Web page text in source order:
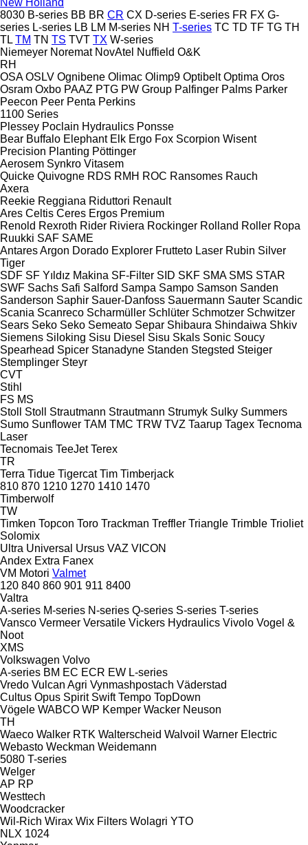
8030 B-series BB BR CR CX D-series E-series FR FX G-
series L-series LB LM M-series NH T-series TC TD TF TG TH
TL TM TN TS TVT TX W-series
Niemeyer Noremat NovAtel Nuffield O&K
RH
OSA OSLV Ognibene Olimac Olimp9 Optibelt Optima Oros
Osram Oxbo PAAZ PTG PW Group Palfinger Palms Parker
Peecon Peer Penta Perkins
1100 Series
Plessey Poclain Hydraulics Ponsse
Bear Buffalo Elephant Elk Ergo Fox Scorpion Wisent
Precision Planting Pöttinger
Aerosem Synkro Vitasem
Quicke Quivogne RDS RMH ROC Ransomes Rauch
Axera
Reekie Reggiana Riduttori Renault
Ares Celtis Ceres Ergos Premium
Renold Rexroth Rider Riviera Rockinger Rolland Roller Ropa
Ruukki SAF SAME
AntaresArgon Dorado Explorer Frutteto Laser Rubin Silver
Tiger
SDF SF Yıldız Makina SF-Filter SID SKF SMA SMS STAR
SWF Sachs Safi Salford Sampa Sampo Samson Sanden
Sanderson Saphir Sauer-Danfoss Sauermann Sauter Scandic
Scania Scanreco Scharmüller Schlüter Schmotzer Schwitzer
Sears Seko Seko Semeato Separ Shibaura Shindaiwa Shkiv
Siemens Siloking Sisu Diesel Sisu Skals Sonic Soucy
Spearhead Spicer Stanadyne Standen Stegsted Steiger
Stemplinger Steyr
CVT
Stihl
FS MS
Stoll
Stoll Strautmann Strautmann Strumyk Sulky Summers
Sumo Sunflower TAM TMC TRW TVZ Taarup Tagex Tecnoma
Laser
Tecnomais TeeJet Terex
TR
Terra Tidue Tigercat Tim Timberjack
810 870 1210 1270 1410 1470
Timberwolf
TW
Timken Topcon Toro Trackman Treffler Triangle Trimble Trioliet
Solomix
Ultra Universal Ursus VAZ VICON
Andex Extra Fanex
VM Motori Valmet
120 840 860 901 911 8400
Valtra
A-series M-series N-series Q-series S-series T-series
Vansco Vermeer Versatile Vickers Hydraulics Vivolo Vogel &
Noot
XMS
Volkswagen Volvo
A-series BM EC ECR EW L-series
Vredo Vulcan Agri Vynmashpostach Väderstad
Cultus Opus Spirit Swift Tempo TopDown
Vögele WABCO WP Kemper Wacker Neuson
TH
Waeco Walker RTK Walterscheid Walvoil Warner Electric
Webasto Weckman Weidemann
5080 T-series
Welger
AP RP
Westtech
Woodcracker
Wil-Rich Wirax Wix Filters Wolagri YTO
NLX 1024